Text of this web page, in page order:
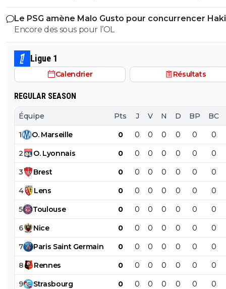
près. Bref... Quand l'équipe sera complète... ce sera beaucoup
mieux.
Le PSG amène Malo Gusto pour concurrencer
Encore des sous pour l’OL
Ligue 1
Calendrier Résultats
REGULAR SEASON
Équipe Pts J V N D BP BC
1 O. Marseille 0 0 0 0 0 0 0
2 O. Lyonnais 0 0 0 0 0 0 0
3 Brest 0 0 0 0 0 0 0
4 Lens 0 0 0 0 0 0 0
5 Toulouse 0 0 0 0 0 0 0
6 Nice 0 0 0 0 0 0 0
7 Paris Saint Germain 0 0 0 0 0 0 0
8 Rennes 0 0 0 0 0 0 0
9 Strasbourg 0 0 0 0 0 0 0